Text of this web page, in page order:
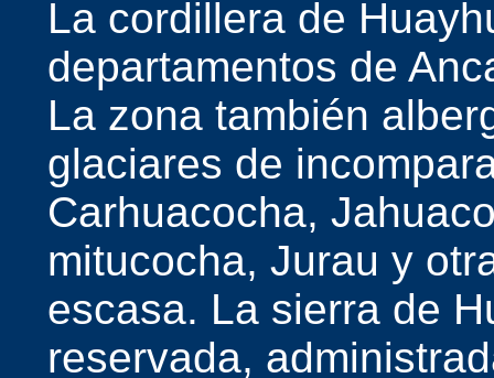
La cordillera de
departamentos de
La zona también
glaciares de
Carhuacocha,
mitucocha, Jurau y
escasa. La sierra de
reservada,